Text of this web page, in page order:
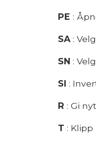
PE :
SA :
SN :
SI :
R : Gi
T :